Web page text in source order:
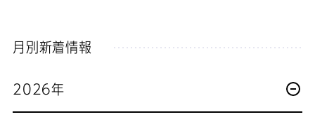
月別新着情報
2026年